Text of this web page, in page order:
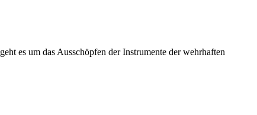
es um das Ausschöpfen der Instrumente der wehrhaften